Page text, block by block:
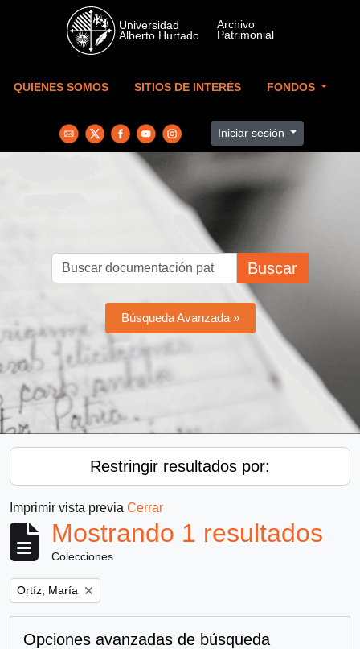
Skip to main content
QUIENES SOMOS SITIOS DE INTERÉS FONDOS
Iniciar sesión
Buscar
Búsqueda Avanzada »
Restringir resultados por:
Imprimir vista previa Cerrar
Mostrando 1 resultados
Colecciones
Remove filter:
Ortíz, María
Opciones avanzadas de búsqueda